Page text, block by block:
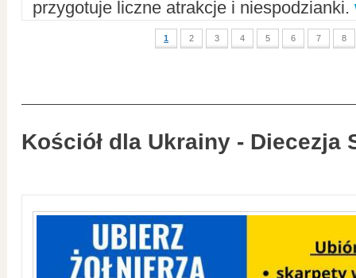
przygotuje liczne atrakcje i niespodzianki.
1 2 3 4 5 6 7 8
Kościół dla Ukrainy - Diecezja